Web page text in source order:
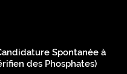
Spontanée à
des Phosphates)